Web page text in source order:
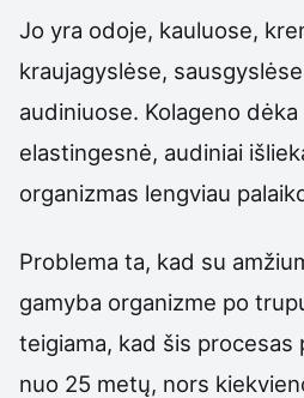
Jo yra odoje, kauluose,
kraujagyslėse,
audiniuose. Kolageno
elastingesnė, audiniai
organizmas lengviau
Problema ta, kad su
gamyba organizme po
teigiama, kad šis procesas
nuo 25 metų, nors